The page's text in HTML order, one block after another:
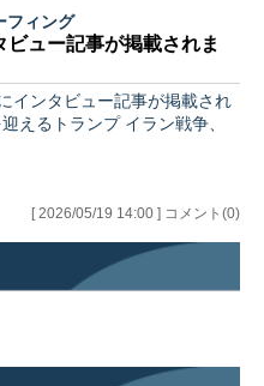
フィング
ュー記事が掲載されま
インタビュー記事が掲載され
[ 2026/05/19 14:00 ] コメント(0)